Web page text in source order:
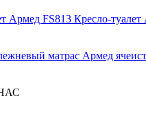
Кресло-